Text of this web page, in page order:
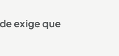
exige que